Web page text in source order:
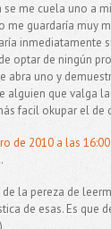
se me cuela uno a
me guardaría muy
inmediatamente
optar de ningún
abra uno y
alguien que valga
facil okupar el de
de 2010 a las 16:00
de la pereza de
de esas. Es que